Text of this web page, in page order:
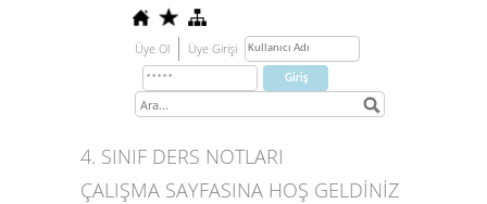
Üye Ol Üye Girişi
4. SINIF DERS NOTLARI
ÇALIŞMA SAYFASINA HOŞ GELDİNİZ